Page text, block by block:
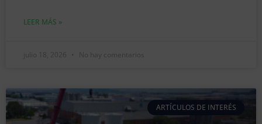
LEER MÁS »
julio 18, 2026 No hay comentarios
ARTÍCULOS DE INTERÉS